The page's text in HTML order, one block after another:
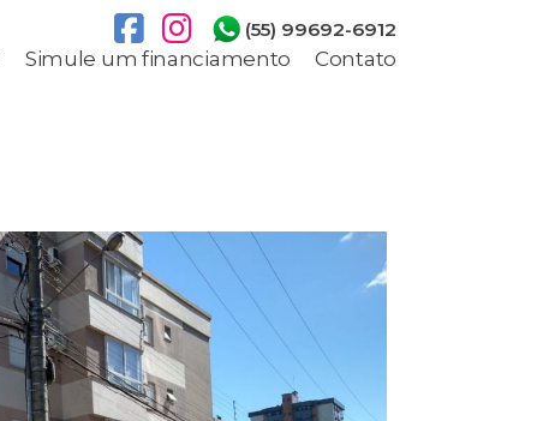
(55) 99692-6912
Simule um financiamento Contato